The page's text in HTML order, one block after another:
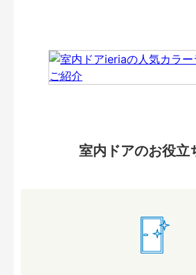
室内ドアのお役立